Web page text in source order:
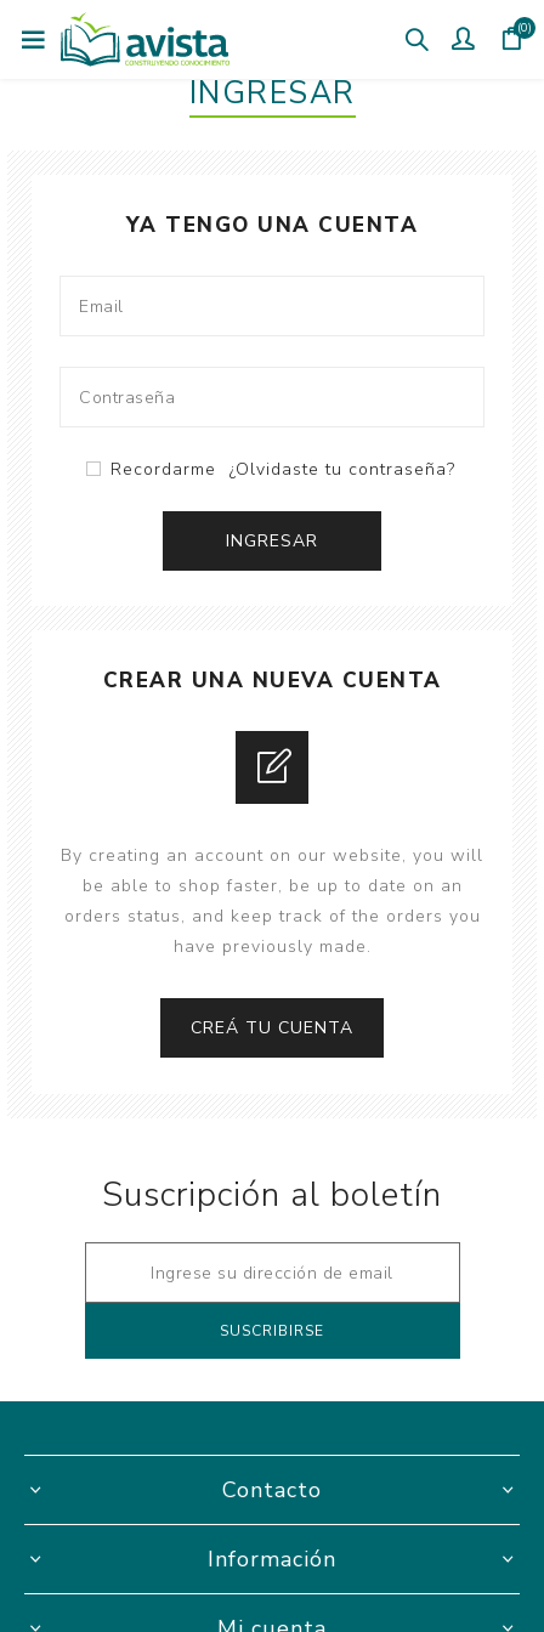
(0)
INGRESAR
YA TENGO UNA CUENTA
Recordarme ¿Olvidaste tu contraseña?
CREAR UNA NUEVA CUENTA
By creating an account on our website, you will
be able to shop faster, be up to date on an
orders status, and keep track of the orders you
have previously made.
Suscripción al boletín
Contacto
Información